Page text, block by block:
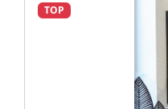
TOP